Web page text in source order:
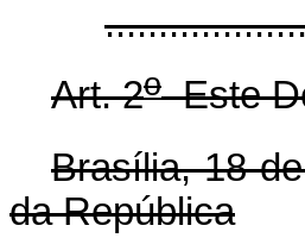
Art. 2oEste
Brasília, 18
da República